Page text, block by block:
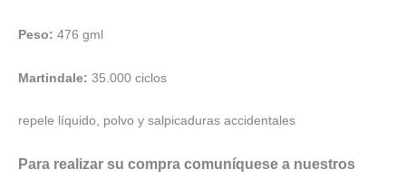
Peso: 476 gml
Martindale: 35.000 ciclos
repele líquido, polvo y salpicaduras accidentales
Para realizar su compra comuníquese a nuestros